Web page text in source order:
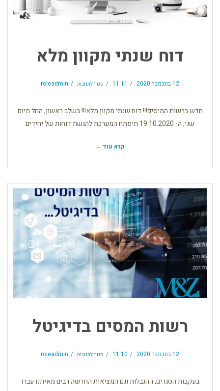
דוח שנתי מקוון מלא
12 בנובמבר 2020 11:11 סגור לתגובות דוח
שנתי roieadmin
חדש ברשות המיסים!!! דוח שנתי מקוון מלא!!! בשלב ראשון, החל מיום
שני, ה- 19.10.2020 תיפתח המערכת להגשת דוחות של יחידים
קרא עוד ←
רשות המסים בדיגיטל
12 בנובמבר 2020 11:10 סגור לתגובות רשות
המסיםroieadmin
בעקבות הסגרים, ההגבלות וגם המציאות החדשה רבים מאיתנו עברו